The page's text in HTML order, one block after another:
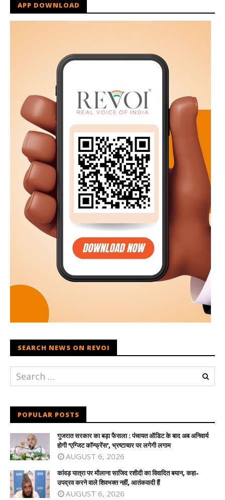
APP DOWNLOAD
SEARCH NEWS ON REVOI
POPULAR POSTS
गुजरात सरकार का बड़ा फैसला : पंचायत ऑडिट के बाद अब अनिवार्य
होगी ‘एग्जिट कॉन्फ्रेंस’, भ्रष्टाचार पर लगेगी लगाम
AUGUST 6, 2026
कांवड़ यात्रा पर मौलाना साजिद रशीदी का विवादित बयान, कहा-
उपद्रव करने वाले शिवभक्त नहीं, आतंकवादी हैं
AUGUST 6, 2026